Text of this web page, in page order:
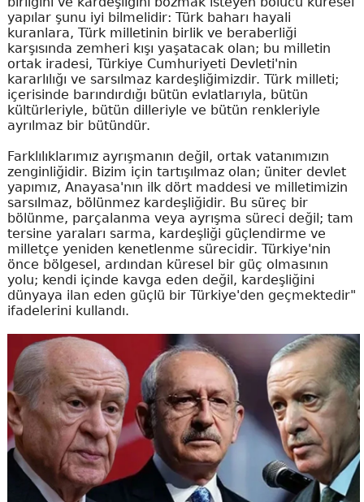
yapılar şunu iyi bilmelidir: Türk baharı hayali
kuranlara, Türk milletinin birlik ve beraberliği
karşısında zemheri kışı yaşatacak olan; bu milletin
ortak iradesi, Türkiye Cumhuriyeti Devleti'nin
kararlılığı ve sarsılmaz kardeşliğimizdir. Türk milleti;
içerisinde barındırdığı bütün evlatlarıyla, bütün
kültürleriyle, bütün dilleriyle ve bütün renkleriyle
ayrılmaz bir bütündür.
Farklılıklarımız ayrışmanın değil, ortak vatanımızın
zenginliğidir. Bizim için tartışılmaz olan; üniter devlet
yapımız, Anayasa'nın ilk dört maddesi ve milletimizin
sarsılmaz, bölünmez kardeşliğidir. Bu süreç bir
bölünme, parçalanma veya ayrışma süreci değil; tam
tersine yaraları sarma, kardeşliği güçlendirme ve
milletçe yeniden kenetlenme sürecidir. Türkiye'nin
önce bölgesel, ardından küresel bir güç olmasının
yolu; kendi içinde kavga eden değil, kardeşliğini
dünyaya ilan eden güçlü bir Türkiye'den geçmektedir"
ifadelerini kullandı.